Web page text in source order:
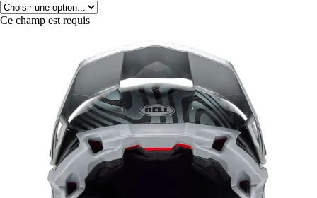
Ce champ est requis